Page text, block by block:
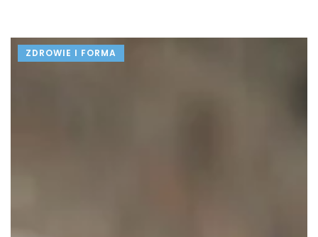
ZDROWIE I FORMA